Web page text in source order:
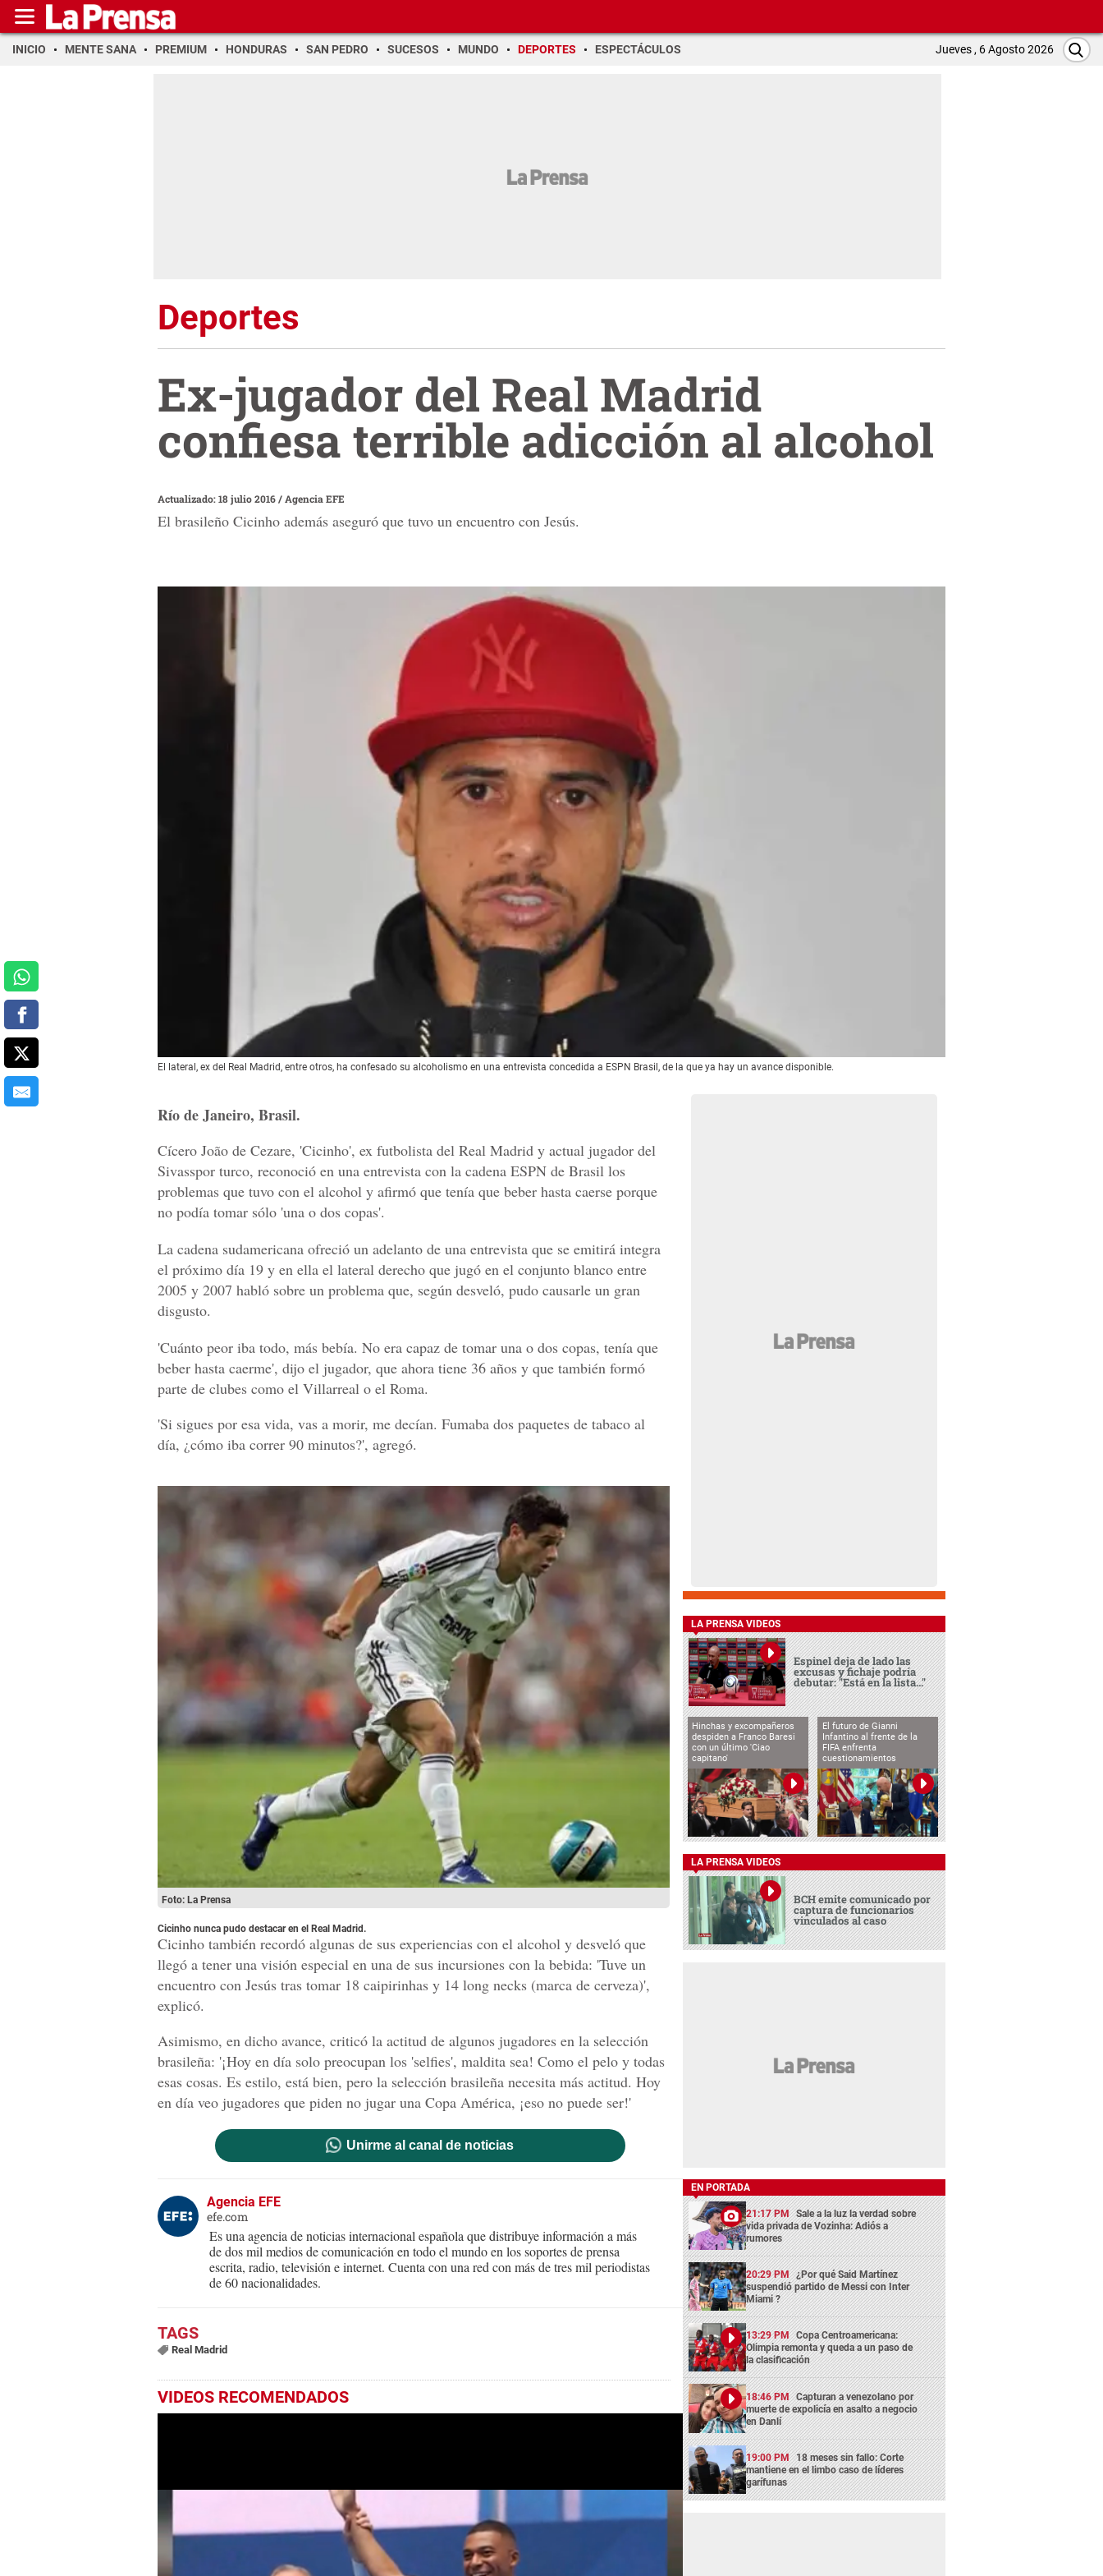
INICIO MENTE SANA PREMIUM HONDURAS SAN PEDRO SUCESOS MUNDO DEPORTES ESPECTÁCULOS Jueves , 6 Agosto 2026
Deportes
Ex-jugador del Real Madrid
confiesa terrible adicción al alcohol
Actualizado: 18 julio 2016/ Agencia EFE
El brasileño Cicinho además aseguró que tuvo un encuentro con Jesús.
El lateral, ex del Real Madrid, entre otros, ha confesado su alcoholismo en una entrevista concedida a ESPN Brasil, de la que ya hay un avance disponible.
Río de Janeiro, Brasil.
Cícero João de Cezare, 'Cicinho', ex futbolista del Real Madrid y actual jugador del
Sivasspor turco, reconoció en una entrevista con la cadena ESPN de Brasil los
problemas que tuvo con el alcohol y afirmó que tenía que beber hasta caerse porque
no podía tomar sólo 'una o dos copas'.
La cadena sudamericana ofreció un adelanto de una entrevista que se emitirá integra
el próximo día 19 y en ella el lateral derecho que jugó en el conjunto blanco entre
2005 y 2007 habló sobre un problema que, según desveló, pudo causarle un gran
disgusto.
'Cuánto peor iba todo, más bebía. No era capaz de tomar una o dos copas, tenía que
beber hasta caerme', dijo el jugador, que ahora tiene 36 años y que también formó
parte de clubes como el Villarreal o el Roma.
'Si sigues por esa vida, vas a morir, me decían. Fumaba dos paquetes de tabaco al
día, ¿cómo iba correr 90 minutos?', agregó.
Foto: La Prensa
Cicinho nunca pudo destacar en el Real Madrid.
Cicinho también recordó algunas de sus experiencias con el alcohol y desveló que
llegó a tener una visión especial en una de sus incursiones con la bebida: 'Tuve un
encuentro con Jesús tras tomar 18 caipirinhas y 14 long necks (marca de cerveza)',
explicó.
Asimismo, en dicho avance, criticó la actitud de algunos jugadores en la selección
brasileña: '¡Hoy en día solo preocupan los 'selfies', maldita sea! Como el pelo y todas
esas cosas. Es estilo, está bien, pero la selección brasileña necesita más actitud. Hoy
en día veo jugadores que piden no jugar una Copa América, ¡eso no puede ser!'
Unirme al canal de noticias
Agencia EFE
efe.com
Es una agencia de noticias internacional española que distribuye información a más
de dos mil medios de comunicación en todo el mundo en los soportes de prensa
escrita, radio, televisión e internet. Cuenta con una red con más de tres mil periodistas
de 60 nacionalidades.
Real Madrid
VIDEOS RECOMENDADOS
LA PRENSA VIDEOS
Espinel deja de lado las
excusas y fichaje podría
debutar: "Está en la lista..."
Hinchas y excompañeros
despiden a Franco Baresi
con un último 'Ciao
capitano'
El futuro de Gianni
Infantino al frente de la
FIFA enfrenta
cuestionamientos
LA PRENSA VIDEOS
BCH emite comunicado por
captura de funcionarios
vinculados al caso
EN PORTADA
21:17 PM Sale a la luz la verdad sobre
vida privada de Vozinha: Adiós a
rumores
20:29 PM ¿Por qué Said Martínez
suspendió partido de Messi con Inter
Miami ?
13:29 PM Copa Centroamericana:
Olimpia remonta y queda a un paso de
la clasificación
18:46 PM Capturan a venezolano por
muerte de expolicía en asalto a negocio
en Danlí
19:00 PM 18 meses sin fallo: Corte
mantiene en el limbo caso de líderes
garífunas